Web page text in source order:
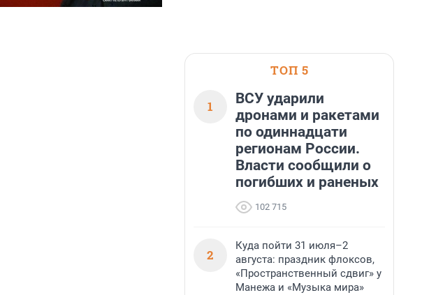
ТОП 5
1
ВСУ ударили
дронами и ракетами
по одиннадцати
регионам России.
Власти сообщили о
погибших и раненых
102 715
2
Куда пойти 31 июля–2
августа: праздник флоксов,
«Пространственный сдвиг» у
Манежа и «Музыка мира»